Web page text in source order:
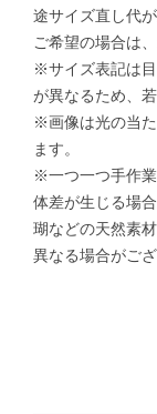
途サイズ直し代
ご希望の場合は、
※サイズ表記は
が異なるため、
※画像は光の当
ます。
※一つ一つ手作
体差が生じる場
瑚などの天然素
異なる場合がご